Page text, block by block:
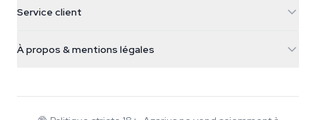
Nederland
+31(0)204897914
Smokeshop
Service client
Politique de retour
À propos & mentions légales
Wiki